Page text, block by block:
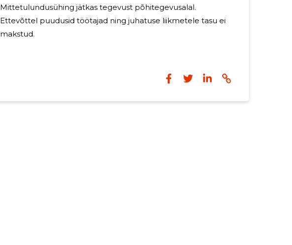
Mittetulundusühing jätkas tegevust põhitegevusalal.
Ettevõttel puudusid töötajad ning juhatuse liikmetele tasu ei
makstud.